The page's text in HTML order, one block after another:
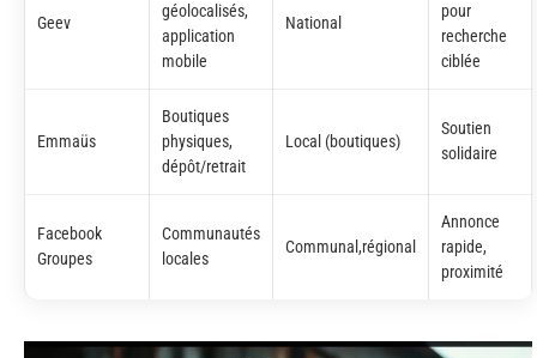
Geev
géolocalisés,
application
mobile
National
pour
recherche
ciblée
Emmaüs
Boutiques
physiques,
dépôt/retrait
Local (boutiques)
Soutien
solidaire
Facebook
Groupes
Communautés
locales
Communal,régional
Annonce
rapide,
proximité